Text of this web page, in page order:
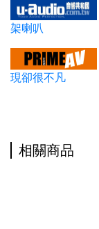
架喇叭
現卻很不凡
相關商品